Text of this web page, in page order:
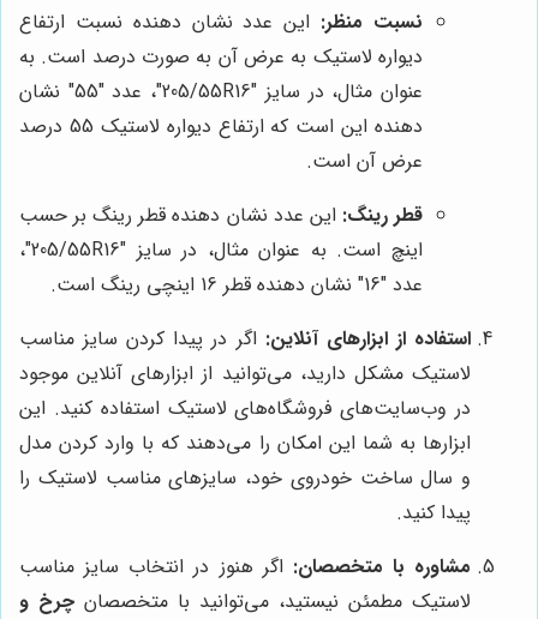
نسبت منظر: این عدد نشان دهنده نسبت ارتفاع
دیواره لاستیک به عرض آن به صورت درصد است. به
عنوان مثال، در سایز "205/55R16"، عدد "55" نشان
دهنده این است که ارتفاع دیواره لاستیک 55 درصد
عرض آن است.
قطر رینگ: این عدد نشان دهنده قطر رینگ بر حسب
اینچ است. به عنوان مثال، در سایز "205/55R16"،
عدد "16" نشان دهنده قطر 16 اینچی رینگ است.
استفاده از ابزارهای آنلاین: اگر در پیدا کردن سایز مناسب
لاستیک مشکل دارید، می‌توانید از ابزارهای آنلاین موجود
در وب‌سایت‌های فروشگاه‌های لاستیک استفاده کنید. این
ابزارها به شما این امکان را می‌دهند که با وارد کردن مدل
و سال ساخت خودروی خود، سایزهای مناسب لاستیک را
پیدا کنید.
مشاوره با متخصصان: اگر هنوز در انتخاب سایز مناسب
لاستیک مطمئن نیستید، می‌توانید با متخصصان چرخ و